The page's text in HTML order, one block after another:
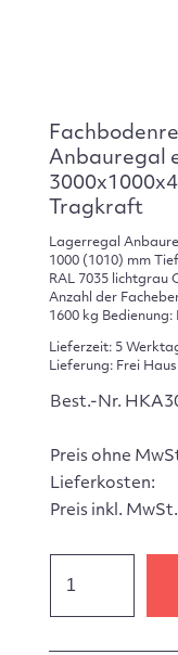
Anbauregal
Tragkraft
Lagerregal
1000 (1010) mm
RAL 7035 lichtgrau
Anzahl der
1600 kg Bedienung:
Lieferzeit: 5
Lieferung: Frei Haus
Best.-Nr.
Preis ohne
Lieferkosten:
Preis inkl.